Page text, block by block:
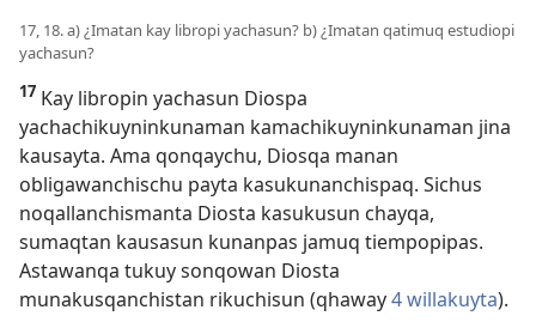
17, 18. a) ¿Imatan kay libropi yachasun? b) ¿Imatan qatimuq estudiopi
yachasun?
17 Kay libropin yachasun Diospa
yachachikuyninkunaman kamachikuyninkunaman jina
kausayta. Ama qonqaychu, Diosqa manan
obligawanchischu payta kasukunanchispaq. Sichus
noqallanchismanta Diosta kasukusun chayqa,
sumaqtan kausasun kunanpas jamuq tiempopipas.
Astawanqa tukuy sonqowan Diosta
munakusqanchistan rikuchisun (qhaway4 willakuyta).